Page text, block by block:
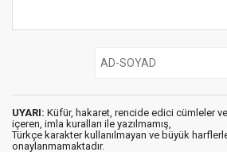
UYARI: Küfür, hakaret, rencide edici cümleler
içeren, imla kuralları ile yazılmamış,
Türkçe karakter kullanılmayan ve büyük
onaylanmamaktadır.